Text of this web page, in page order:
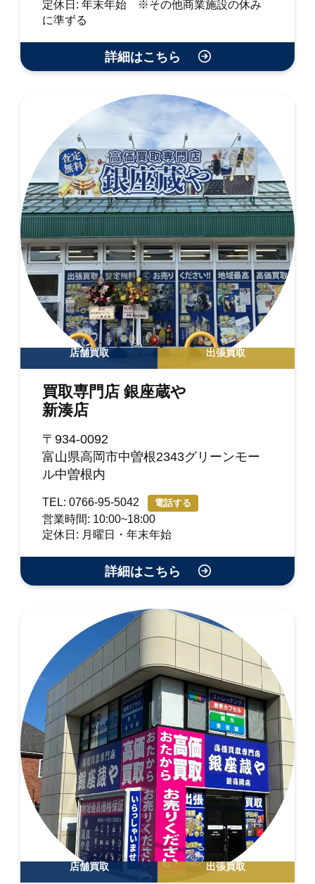
定休日: 年末年始 ※その他商業施設の休み
に準ずる
詳細はこちら
店舗買取 出張買取
買取専門店 銀座蔵や
新湊店
〒934-0092
富山県高岡市中曽根2343グリーンモー
ル中曽根内
TEL: 0766-95-5042 電話する
営業時間: 10:00~18:00
定休日: 月曜日・年末年始
詳細はこちら
店舗買取 出張買取